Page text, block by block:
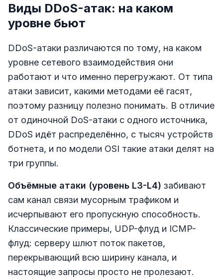
Виды DDoS-атак: на каком
уровне бьют
DDoS-атаки различаются по тому, на каком
уровне сетевого взаимодействия они
работают и что именно перегружают. От типа
атаки зависит, какими методами её гасят,
поэтому разницу полезно понимать. В отличие
от одиночной DoS-атаки с одного источника,
DDoS идёт распределённо, с тысяч устройств
ботнета, и по модели OSI такие атаки делят на
три группы.
Объёмные атаки (уровень L3-L4) забивают
сам канал связи мусорным трафиком и
исчерпывают его пропускную способность.
Классические примеры, UDP-флуд и ICMP-
флуд: серверу шлют поток пакетов,
перекрывающий всю ширину канала, и
настоящие запросы просто не пролезают.